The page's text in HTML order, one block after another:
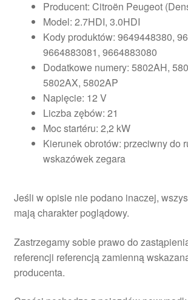
Producent: Citroën Peugeot
Model: 2.7HDI, 3.0HDI
Kody produktów: 9649448380,
9664883081, 9664883080
Dodatkowe numery: 5802AH,
5802AX, 5802AP
Napięcie: 12 V
Liczba zębów: 21
Moc startéru: 2,2 kW
Kierunek obrotów: przeciwny do
wskazówek zegara
Jeśli w opisie nie podano inaczej,
mają charakter poglądowy.
Zastrzegamy sobie prawo do
referencji referencją zamienną
producenta.